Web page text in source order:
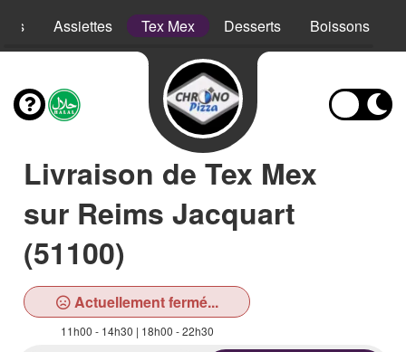
Assiettes Tex Mex Desserts Boissons
Livraison de Tex Mex
sur Reims Jacquart
(51100)
Actuellement fermé...
11h00 - 14h30 | 18h00 - 22h30